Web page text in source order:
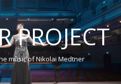
PROJECT
music of Nikolai Medtner